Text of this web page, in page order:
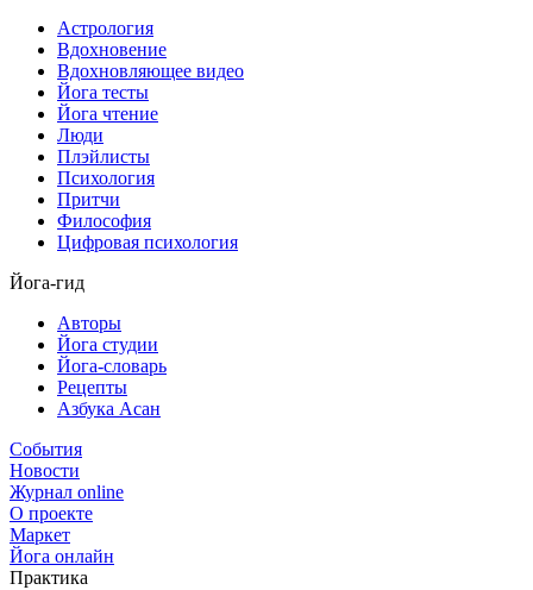
Астрология
Вдохновение
Вдохновляющее видео
Йога тесты
Йога чтение
Люди
Плэйлисты
Психология
Притчи
Философия
Цифровая психология
Йога-гид
Авторы
Йога студии
Йога-словарь
Рецепты
Азбука Асан
События
Новости
Журнал online
О проекте
Маркет
Йога онлайн
Практика